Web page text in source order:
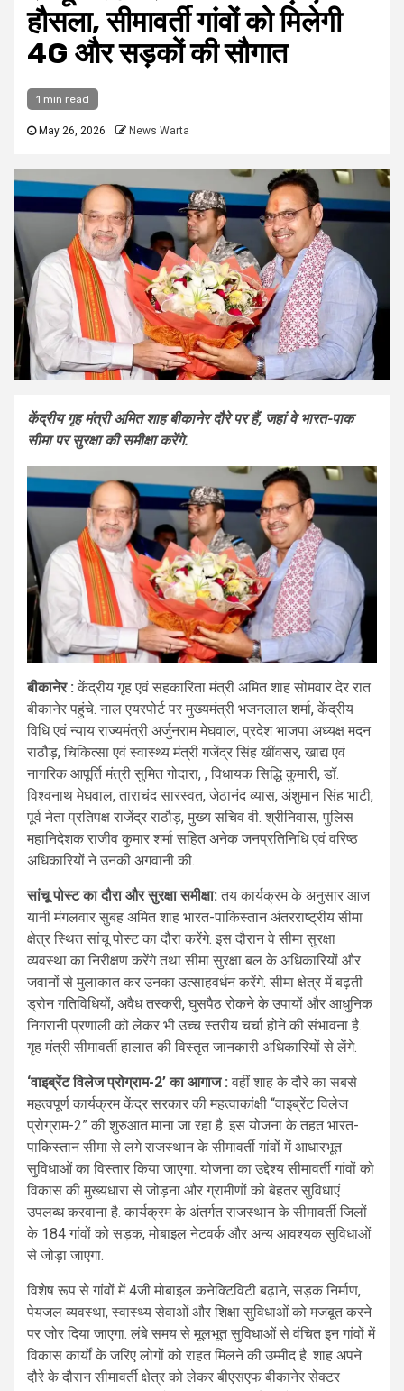
हौसला, सीमावर्ती गांवों को मिलेगी
4G और सड़कों की सौगात
1 min read
May 26, 2026 News Warta
केंद्रीय गृह मंत्री अमित शाह बीकानेर दौरे पर हैं, जहां वे भारत-पाक
सीमा पर सुरक्षा की समीक्षा करेंगे.
बीकानेर : केंद्रीय गृह एवं सहकारिता मंत्री अमित शाह सोमवार देर रात
बीकानेर पहुंचे. नाल एयरपोर्ट पर मुख्यमंत्री भजनलाल शर्मा, केंद्रीय
विधि एवं न्याय राज्यमंत्री अर्जुनराम मेघवाल, प्रदेश भाजपा अध्यक्ष मदन
राठौड़, चिकित्सा एवं स्वास्थ्य मंत्री गजेंद्र सिंह खींवसर, खाद्य एवं
नागरिक आपूर्ति मंत्री सुमित गोदारा, , विधायक सिद्धि कुमारी, डॉ.
विश्वनाथ मेघवाल, ताराचंद सारस्वत, जेठानंद व्यास, अंशुमान सिंह भाटी,
पूर्व नेता प्रतिपक्ष राजेंद्र राठौड़, मुख्य सचिव वी. श्रीनिवास, पुलिस
महानिदेशक राजीव कुमार शर्मा सहित अनेक जनप्रतिनिधि एवं वरिष्ठ
अधिकारियों ने उनकी अगवानी की.
सांचू पोस्ट का दौरा और सुरक्षा समीक्षा: तय कार्यक्रम के अनुसार आज
यानी मंगलवार सुबह अमित शाह भारत-पाकिस्तान अंतरराष्ट्रीय सीमा
क्षेत्र स्थित सांचू पोस्ट का दौरा करेंगे. इस दौरान वे सीमा सुरक्षा
व्यवस्था का निरीक्षण करेंगे तथा सीमा सुरक्षा बल के अधिकारियों और
जवानों से मुलाकात कर उनका उत्साहवर्धन करेंगे. सीमा क्षेत्र में बढ़ती
ड्रोन गतिविधियों, अवैध तस्करी, घुसपैठ रोकने के उपायों और आधुनिक
निगरानी प्रणाली को लेकर भी उच्च स्तरीय चर्चा होने की संभावना है.
गृह मंत्री सीमावर्ती हालात की विस्तृत जानकारी अधिकारियों से लेंगे.
‘वाइब्रेंट विलेज प्रोग्राम-2’ का आगाज : वहीं शाह के दौरे का सबसे
महत्वपूर्ण कार्यक्रम केंद्र सरकार की महत्वाकांक्षी “वाइब्रेंट विलेज
प्रोग्राम-2” की शुरुआत माना जा रहा है. इस योजना के तहत भारत-
पाकिस्तान सीमा से लगे राजस्थान के सीमावर्ती गांवों में आधारभूत
सुविधाओं का विस्तार किया जाएगा. योजना का उद्देश्य सीमावर्ती गांवों को
विकास की मुख्यधारा से जोड़ना और ग्रामीणों को बेहतर सुविधाएं
उपलब्ध करवाना है. कार्यक्रम के अंतर्गत राजस्थान के सीमावर्ती जिलों
के 184 गांवों को सड़क, मोबाइल नेटवर्क और अन्य आवश्यक सुविधाओं
से जोड़ा जाएगा.
विशेष रूप से गांवों में 4जी मोबाइल कनेक्टिविटी बढ़ाने, सड़क निर्माण,
पेयजल व्यवस्था, स्वास्थ्य सेवाओं और शिक्षा सुविधाओं को मजबूत करने
पर जोर दिया जाएगा. लंबे समय से मूलभूत सुविधाओं से वंचित इन गांवों में
विकास कार्यों के जरिए लोगों को राहत मिलने की उम्मीद है. शाह अपने
दौरे के दौरान सीमावर्ती क्षेत्र को लेकर बीएसएफ बीकानेर सेक्टर